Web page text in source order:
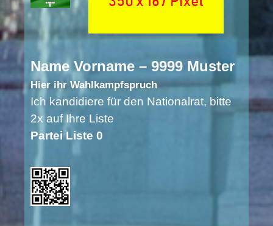
Name Vorname – 9999 Muster
Hier ihr Wahlkampfspruch
Ich kandidiere für den Nationalrat, bitte
2x auf Ihre Liste
Partei Liste 0